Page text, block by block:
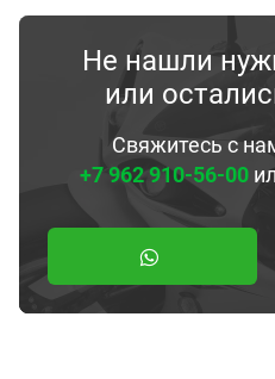
Не нашли
или
Свяжитесь с
+7 962 910-56-00